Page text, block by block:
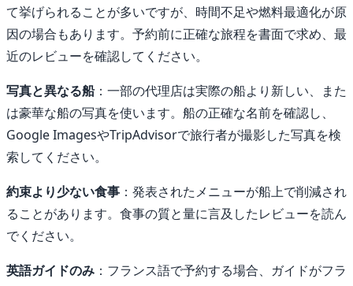
て挙げられることが多いですが、時間不足や燃料最適化が原
因の場合もあります。予約前に正確な旅程を書面で求め、最
近のレビューを確認してください。
写真と異なる船：一部の代理店は実際の船より新しい、また
は豪華な船の写真を使います。船の正確な名前を確認し、
Google ImagesやTripAdvisorで旅行者が撮影した写真を検
索してください。
約束より少ない食事 ：発表されたメニューが船上で削減され
ることがあります。食事の質と量に言及したレビューを読ん
でください。
英語ガイドのみ ：フランス語で予約する場合、ガイドがフラ